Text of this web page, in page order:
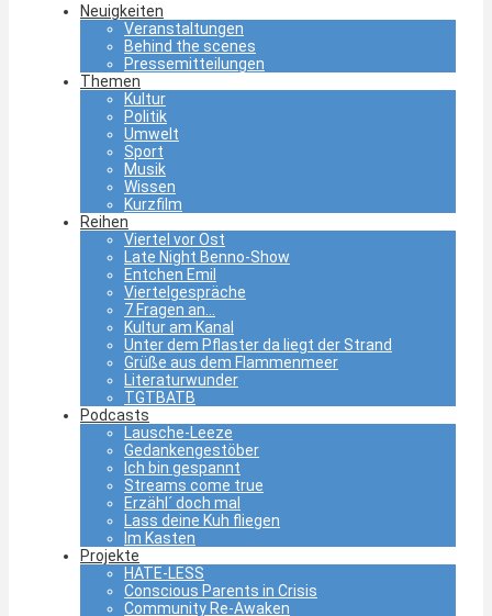
Neuigkeiten
Veranstaltungen
Behind the scenes
Pressemitteilungen
Themen
Kultur
Politik
Umwelt
Sport
Musik
Wissen
Kurzfilm
Reihen
Viertel vor Ost
Late Night Benno-Show
Entchen Emil
Viertelgespräche
7 Fragen an…
Kultur am Kanal
Unter dem Pflaster da liegt der Strand
Grüße aus dem Flammenmeer
Literaturwunder
TGTBATB
Podcasts
Lausche-Leeze
Gedankengestöber
Ich bin gespannt
Streams come true
Erzähl´ doch mal
Lass deine Kuh fliegen
Im Kasten
Projekte
HATE-LESS
Conscious Parents in Crisis
Community Re-Awaken